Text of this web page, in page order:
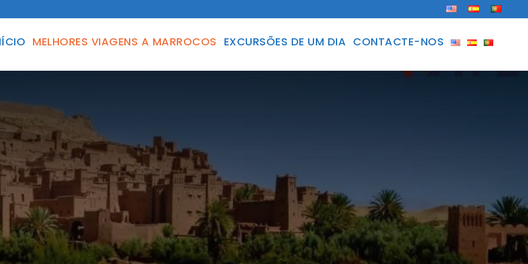
MELHORES VIAGENS A MARROCOS EXCURSÕES DE UM DIA CONTACTE-NOS